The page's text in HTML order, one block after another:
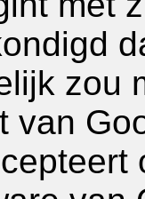
zou
van